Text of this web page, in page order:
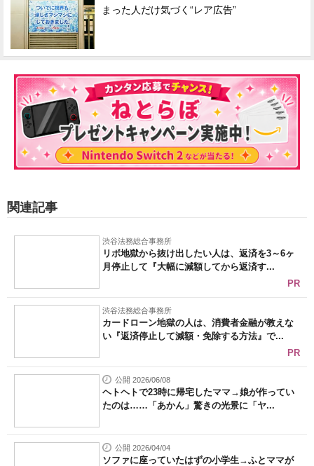
まった人だけ気づく“レア広告”
関連記事
渋谷法務総合事務所
リボ地獄から抜け出したい人は、返済を3～6ヶ
月停止して『大幅に減額してから返済す...
PR
渋谷法務総合事務所
カードローン地獄の人は、消費者金融が教えな
い『返済停止して減額・免除する方法』で...
PR
公開 2026/06/08
ヘトヘトで23時に帰宅したママ→娘が作ってい
たのは……「あかん」驚きの光景に「ヤ...
公開 2026/04/04
ソファに座っていたはずの小学生→ふとママが